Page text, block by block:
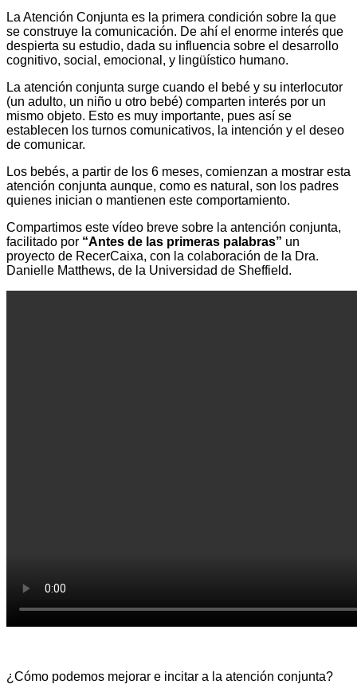
La Atención Conjunta es la primera condición sobre la que
se construye la comunicación. De ahí el enorme interés que
despierta su estudio, dada su influencia sobre el desarrollo
cognitivo, social, emocional, y lingüístico humano.
La atención conjunta surge cuando el bebé y su interlocutor
(un adulto, un niño u otro bebé) comparten interés por un
mismo objeto. Esto es muy importante, pues así se
establecen los turnos comunicativos, la intención y el deseo
de comunicar.
Los bebés, a partir de los 6 meses, comienzan a mostrar esta
atención conjunta aunque, como es natural, son los padres
quienes inician o mantienen este comportamiento.
Compartimos este vídeo breve sobre la antención conjunta,
facilitado por “Antes de las primeras palabras” un
proyecto de RecerCaixa, con la colaboración de la Dra.
Danielle Matthews, de la Universidad de Sheffield.
¿Cómo podemos mejorar e incitar a la atención conjunta?